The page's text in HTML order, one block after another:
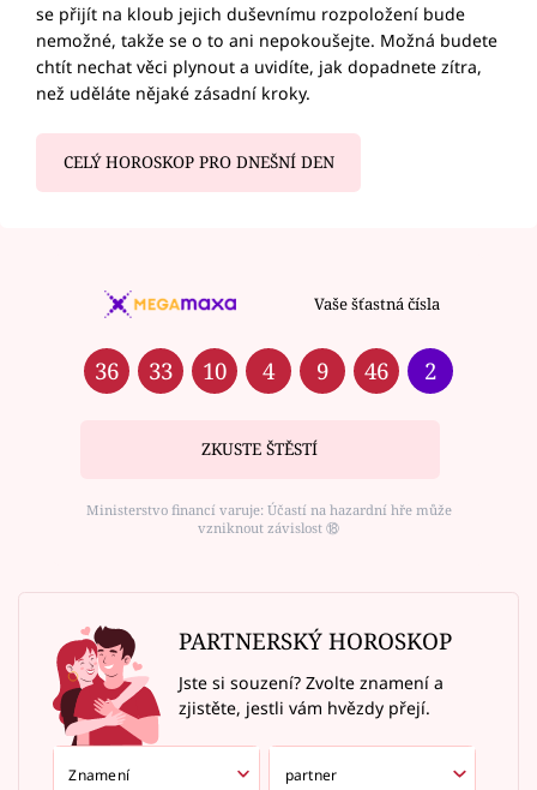
se přijít na kloub jejich duševnímu rozpoložení bude
nemožné, takže se o to ani nepokoušejte. Možná budete
chtít nechat věci plynout a uvidíte, jak dopadnete zítra,
než uděláte nějaké zásadní kroky.
CELÝ HOROSKOP PRO DNEŠNÍ DEN
Vaše šťastná čísla
36 33 10 4 9 46 2
ZKUSTE ŠTĚSTÍ
Ministerstvo financí varuje: Účastí na hazardní hře může
vzniknout závislost ⑱
PARTNERSKÝ HOROSKOP
Jste si souzení? Zvolte znamení a
zjistěte, jestli vám hvězdy přejí.